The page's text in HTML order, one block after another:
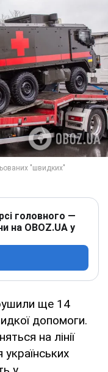
головного —
на OBOZ.UA у
ще 14
допомоги.
на лінії